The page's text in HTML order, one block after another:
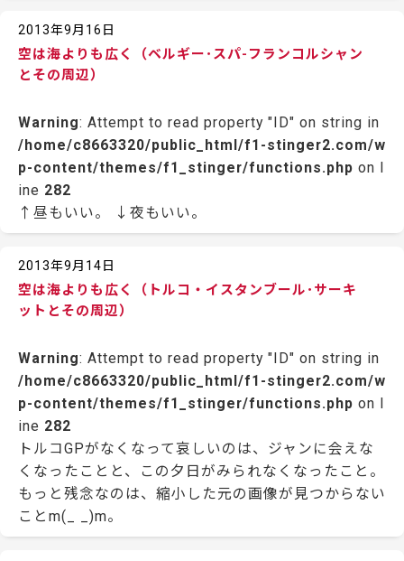
2013年9月16日
空は海よりも広く（ベルギー･スパ-フランコルシャン
とその周辺）
Warning: Attempt to read property "ID" on string in
/home/c8663320/public_html/f1-stinger2.com/w
p-content/themes/f1_stinger/functions.php on l
ine 282
↑昼もいい。 ↓夜もいい。
2013年9月14日
空は海よりも広く（トルコ・イスタンブール･サーキ
ットとその周辺）
Warning: Attempt to read property "ID" on string in
/home/c8663320/public_html/f1-stinger2.com/w
p-content/themes/f1_stinger/functions.php on l
ine 282
トルコGPがなくなって哀しいのは、ジャンに会えな
くなったことと、この夕日がみられなくなったこと。
もっと残念なのは、縮小した元の画像が見つからない
ことm(_ _)m。